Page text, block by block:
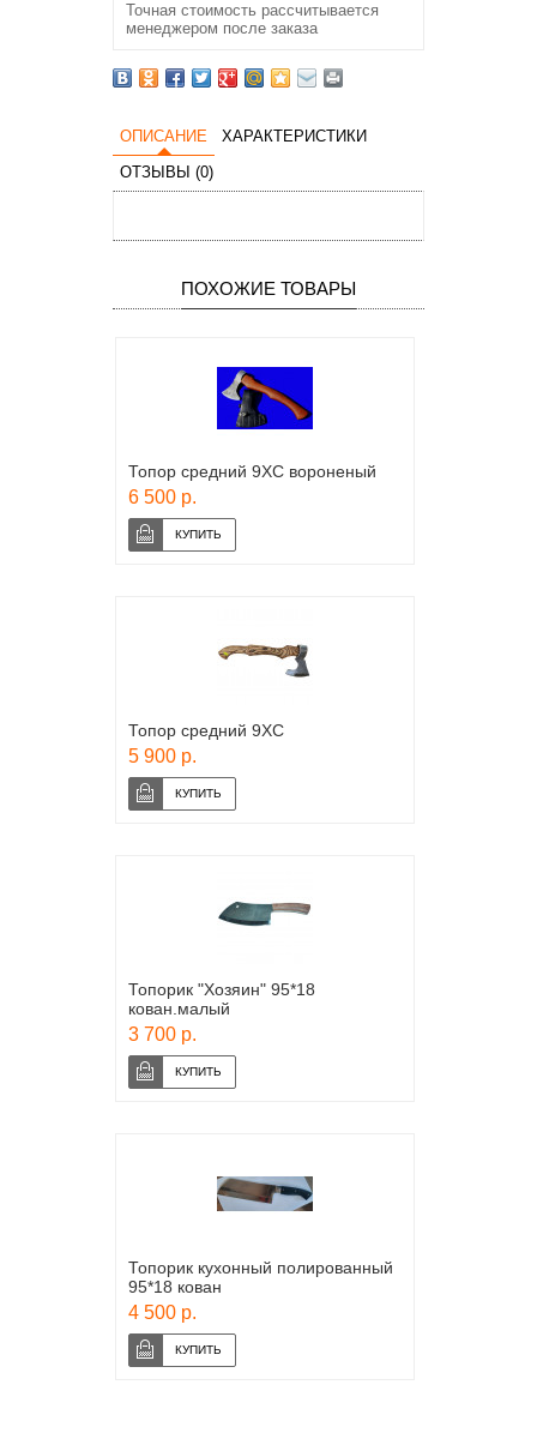
Точная стоимость рассчитывается
менеджером после заказа
ОПИСАНИЕ
ХАРАКТЕРИСТИКИ
ОТЗЫВЫ (0)
ПОХОЖИЕ ТОВАРЫ
Топор средний 9ХС вороненый
6 500 р.
Топор средний 9ХС
5 900 р.
Топорик "Хозяин" 95*18
кован.малый
3 700 р.
Топорик кухонный полированный
95*18 кован
4 500 р.